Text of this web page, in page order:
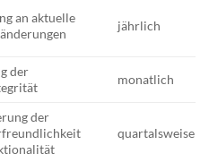
an aktuelle
jährlich
der
monatlich
der
quartalsweise